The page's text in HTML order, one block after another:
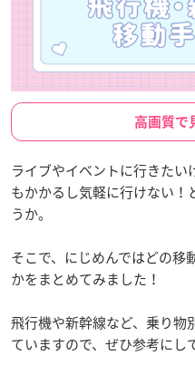
高画質で
ライブやイベントに行きたい
もかかるし気軽に行けない！
うか。
そこで、にじめんではどの移
かをまとめてみました！
飛行機や新幹線など、乗り物
ていますので、ぜひ参考にし